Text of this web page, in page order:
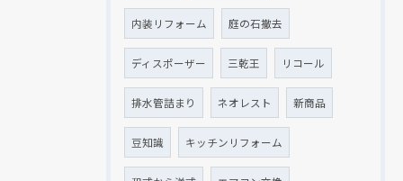
内装リフォーム 庭の石撤去
ディスポーザー 三乾王 リコール
排水管詰まり ネオレスト 新商品
豆知識 キッチンリフォーム